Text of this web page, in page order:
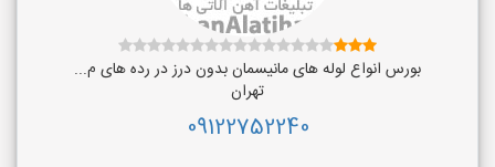
بورس انواع لوله های مانیسمان بدون درز در رده های م...
تهران
09122752240